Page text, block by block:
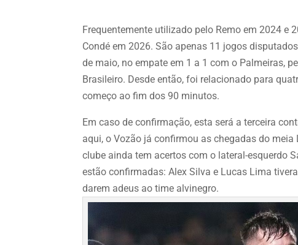
Frequentemente utilizado pelo Remo em 2024 e
Condé em 2026. São apenas 11 jogos
de maio, no empate em 1 a 1 com o Palmeiras,
Brasileiro. Desde então, foi relacionado para
começo ao fim dos 90 minutos.
Em caso de confirmação, esta será a terceira
aqui, o Vozão já confirmou as chegadas do
clube ainda tem acertos com o lateral-esquerdo
estão confirmadas: Alex Silva e Lucas Lima
darem adeus ao time alvinegro.